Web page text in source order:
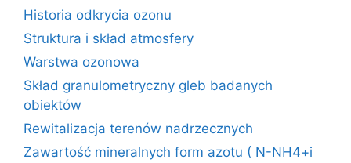
Historia odkrycia ozonu
Struktura i skład atmosfery
Warstwa ozonowa
Skład granulometryczny gleb badanych
obiektów
Rewitalizacja terenów nadrzecznych
Zawartość mineralnych form azotu ( N-NH4+i